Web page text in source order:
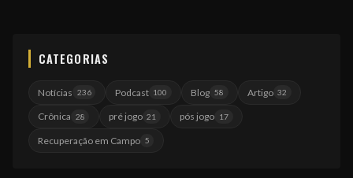
CATEGORIAS
Notícias 236 Podcast 100 Blog 58 Artigo 32
Crônica 28 pré jogo 21 pós jogo 17
Recuperação em Campo 5